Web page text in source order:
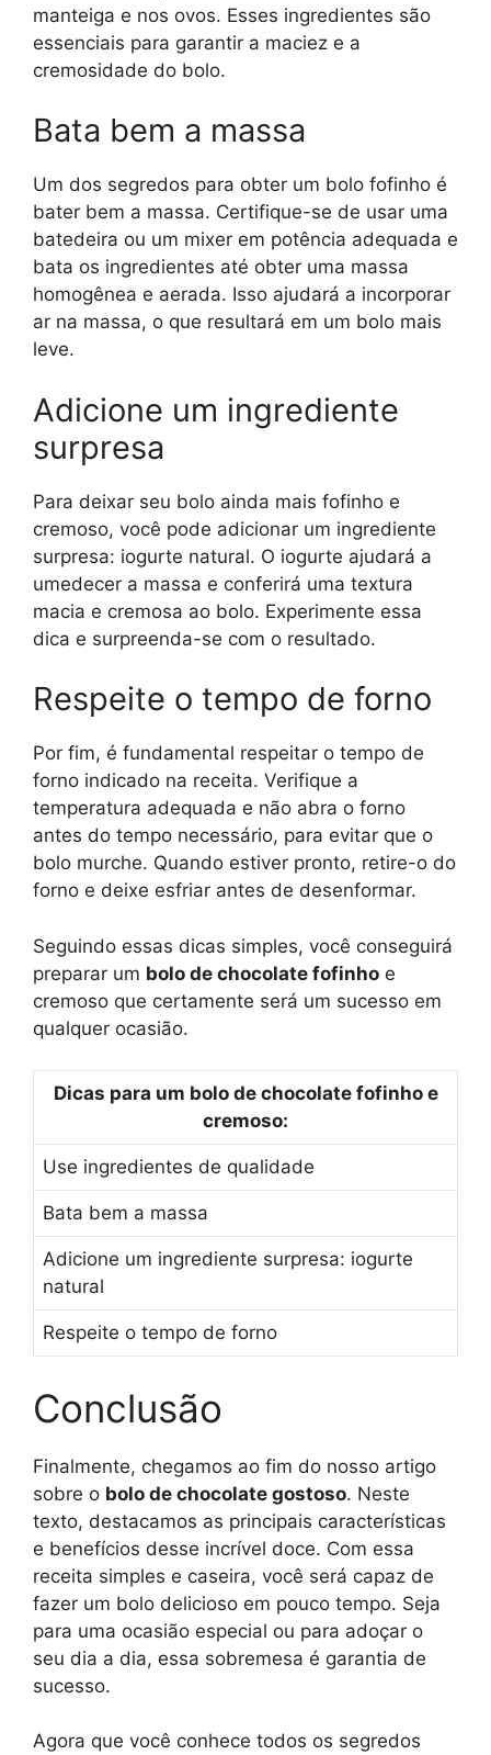
manteiga e nos ovos. Esses ingredientes são
essenciais para garantir a maciez e a
cremosidade do bolo.
Bata bem a massa
Um dos segredos para obter um bolo fofinho é
bater bem a massa. Certifique-se de usar uma
batedeira ou um mixer em potência adequada e
bata os ingredientes até obter uma massa
homogênea e aerada. Isso ajudará a incorporar
ar na massa, o que resultará em um bolo mais
leve.
Adicione um ingrediente
surpresa
Para deixar seu bolo ainda mais fofinho e
cremoso, você pode adicionar um ingrediente
surpresa: iogurte natural. O iogurte ajudará a
umedecer a massa e conferirá uma textura
macia e cremosa ao bolo. Experimente essa
dica e surpreenda-se com o resultado.
Respeite o tempo de forno
Por fim, é fundamental respeitar o tempo de
forno indicado na receita. Verifique a
temperatura adequada e não abra o forno
antes do tempo necessário, para evitar que o
bolo murche. Quando estiver pronto, retire-o do
forno e deixe esfriar antes de desenformar.
Seguindo essas dicas simples, você conseguirá
preparar um bolo de chocolate fofinho e
cremoso que certamente será um sucesso em
qualquer ocasião.
Dicas para um bolo de chocolate fofinho e
cremoso:
Use ingredientes de qualidade
Bata bem a massa
Adicione um ingrediente surpresa: iogurte
natural
Respeite o tempo de forno
Conclusão
Finalmente, chegamos ao fim do nosso artigo
sobre o bolo de chocolate gostoso. Neste
texto, destacamos as principais características
e benefícios desse incrível doce. Com essa
receita simples e caseira, você será capaz de
fazer um bolo delicioso em pouco tempo. Seja
para uma ocasião especial ou para adoçar o
seu dia a dia, essa sobremesa é garantia de
sucesso.
Agora que você conhece todos os segredos